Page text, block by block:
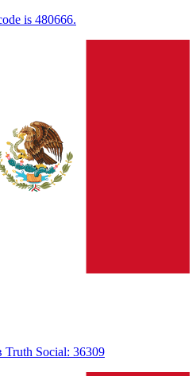
is 480666.
Truth Social: 36309